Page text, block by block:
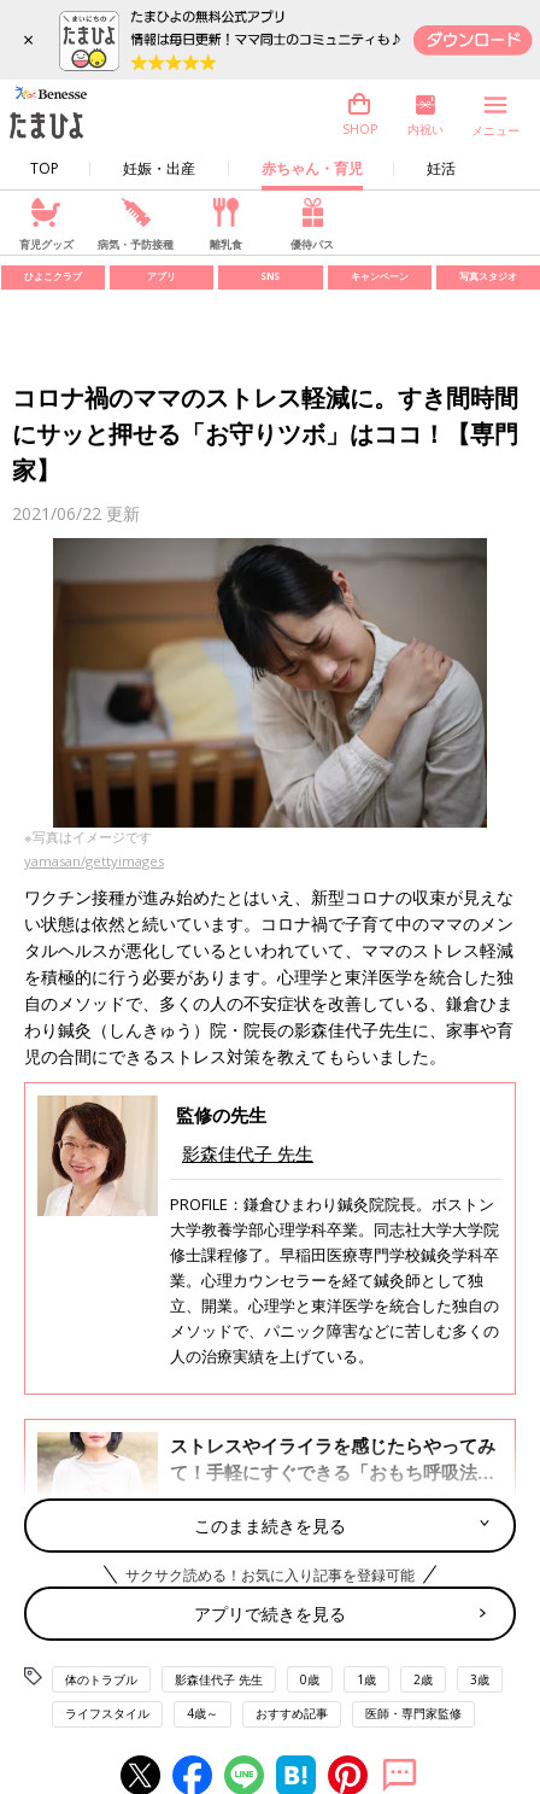
×
TOP 妊娠・出産 赤ちゃん・育児 妊活
SHOP 内祝い メニュー
育児グッズ 病気・予防接種 離乳食 優待パス
ひよこクラブ アプリ SNS キャンペーン 写真スタジオ
コロナ禍のママのストレス軽減に。すき間時間
にサッと押せる「お守りツボ」はココ！【専門
家】
2021/06/22 更新
※写真はイメージです
yamasan/gettyimages
ワクチン接種が進み始めたとはいえ、新型コロナの収束が見えな
い状態は依然と続いています。コロナ禍で子育て中のママのメン
タルヘルスが悪化しているといわれていて、ママのストレス軽減
を積極的に行う必要があります。心理学と東洋医学を統合した独
自のメソッドで、多くの人の不安症状を改善している、鎌倉ひま
わり鍼灸（しんきゅう）院・院長の影森佳代子先生に、家事や育
児の合間にできるストレス対策を教えてもらいました。
監修の先生
影森佳代子 先生
PROFILE：鎌倉ひまわり鍼灸院院長。ボストン
大学教養学部心理学科卒業。同志社大学大学院
修士課程修了。早稲田医療専門学校鍼灸学科卒
業。心理カウンセラーを経て鍼灸師として独
立、開業。心理学と東洋医学を統合した独自の
メソッドで、パニック障害などに苦しむ多くの
人の治療実績を上げている。
ストレスやイライラを感じたらやってみ
て！手軽にすぐできる「おもち呼吸法」
って？！
鎌倉ひまわり鍼灸（しんきゅう）院院長の影森
佳代子先生は、自身がパニック障害を発症した
経験から、心理学と東洋医学を統合した独自の
メソッドを考案し、パニック障害など心の不調
を訴える人の治療を行っています。影森先生に
よると、ストレスが蓄積してメンタルヘルスが
悪化すると、パニック障害などに発展するリス
展するのを防ぐために、育児の合間にできるメ
ンタルケアについて教えてもらいました。
不安やイライラで交感神経が優位になると、子ども
に強く当たってしまうことが
――長引くコロナ禍でストレスを抱えているママは多いようで
す。先生の鍼灸院にも、子育て中のママが治療や相談にやってく
ることがありますか。
このまま続きを見る
サクサク読める！お気に入り記事を登録可能
アプリで続きを見る
体のトラブル 影森佳代子 先生 0歳 1歳 2歳 3歳
ライフスタイル 4歳～ おすすめ記事 医師・専門家監修